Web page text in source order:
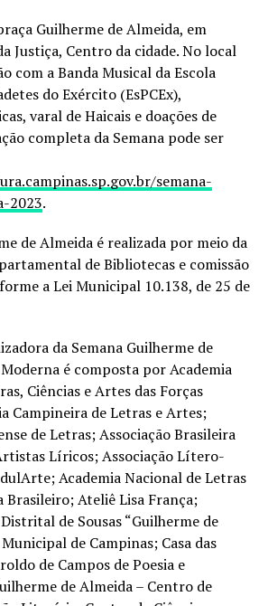
Guilherme de Almeida, em
Justiça, Centro da cidade. No local
com a Banda Musical da Escola
do Exército (EsPCEx),
varal de Haicais e doações de
completa da Semana pode ser
semana-
2023.
de Almeida é realizada por meio da
de Bibliotecas e comissão
a Lei Municipal 10.138, de 25 de
da Semana Guilherme de
é composta por Academia
Ciências e Artes das Forças
Campineira de Letras e Artes;
de Letras; Associação Brasileira
Líricos; Associação Lítero-
Academia Nacional de Letras
Brasileiro; Ateliê Lisa França;
de Sousas “Guilherme de
de Campinas; Casa das
de Campos de Poesia e
de Almeida – Centro de